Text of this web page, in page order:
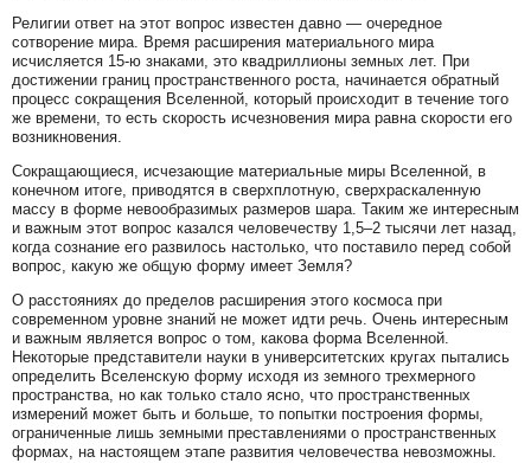
Религии ответ на этот вопрос известен давно — очередное
сотворение мира. Время расширения материального мира
исчисляется 15-ю знаками, это квадриллионы земных лет. При
достижении границ пространственного роста, начинается обратный
процесс сокращения Вселенной, который происходит в течение того
же времени, то есть скорость исчезновения мира равна скорости его
возникновения.
Сокращающиеся, исчезающие материальные миры Вселенной, в
конечном итоге, приводятся в сверхплотную, сверхраскаленную
массу в форме невообразимых размеров шара. Таким же интересным
и важным этот вопрос казался человечеству 1,5–2 тысячи лет назад,
когда сознание его развилось настолько, что поставило перед собой
вопрос, какую же общую форму имеет Земля?
О расстояниях до пределов расширения этого космоса при
современном уровне знаний не может идти речь. Очень интересным
и важным является вопрос о том, какова форма Вселенной.
Некоторые представители науки в университетских кругах пытались
определить Вселенскую форму исходя из земного трехмерного
пространства, но как только стало ясно, что пространственных
измерений может быть и больше, то попытки построения формы,
ограниченные лишь земными преставлениями о пространственных
формах, на настоящем этапе развития человечества невозможны.